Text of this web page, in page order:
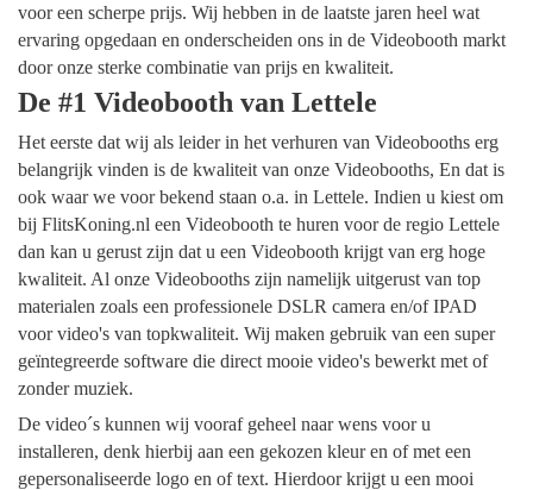
voor een scherpe prijs. Wij hebben in de laatste jaren heel wat
ervaring opgedaan en onderscheiden ons in de Videobooth markt
door onze sterke combinatie van prijs en kwaliteit.
De #1 Videobooth van Lettele
Het eerste dat wij als leider in het verhuren van Videobooths erg
belangrijk vinden is de kwaliteit van onze Videobooths, En dat is
ook waar we voor bekend staan o.a. in Lettele. Indien u kiest om
bij FlitsKoning.nl een Videobooth te huren voor de regio Lettele
dan kan u gerust zijn dat u een Videobooth krijgt van erg hoge
kwaliteit. Al onze Videobooths zijn namelijk uitgerust van top
materialen zoals een professionele DSLR camera en/of IPAD
voor video's van topkwaliteit. Wij maken gebruik van een super
geïntegreerde software die direct mooie video's bewerkt met of
zonder muziek.
De video´s kunnen wij vooraf geheel naar wens voor u
installeren, denk hierbij aan een gekozen kleur en of met een
gepersonaliseerde logo en of text. Hierdoor krijgt u een mooi